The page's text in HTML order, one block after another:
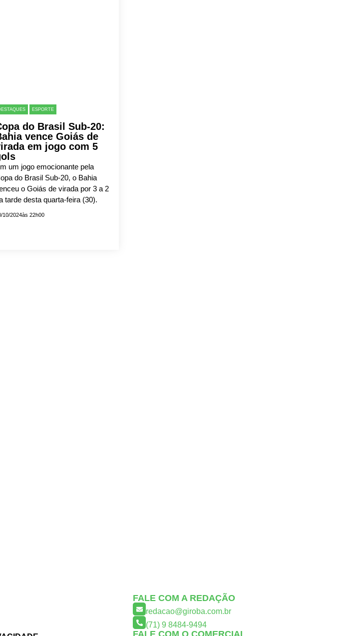
ESPORTE
do Brasil Sub-20:
vence Goiás de
em jogo com 5
um jogo emocionante pela
do Brasil Sub-20, o Bahia
o Goiás de virada por 3 a 2
tarde desta quarta-feira (30).
10/2024às 22h00
FALE COM A REDAÇÃO
redacao@giroba.com.br
(71) 9 8484-9494
FALE COM O COMERCIAL